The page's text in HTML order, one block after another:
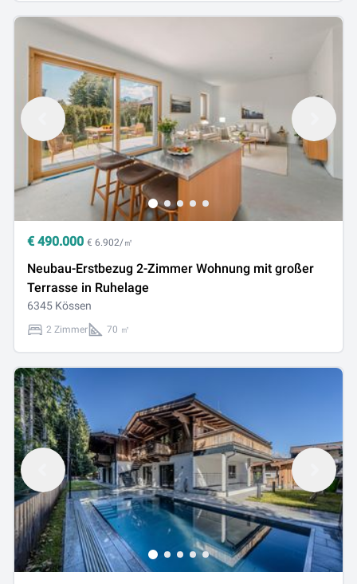
€ 490.000 € 6.902/㎡
Neubau-Erstbezug 2-Zimmer Wohnung mit großer
Terrasse in Ruhelage
6345 Kössen
2 Zimmer 70 ㎡